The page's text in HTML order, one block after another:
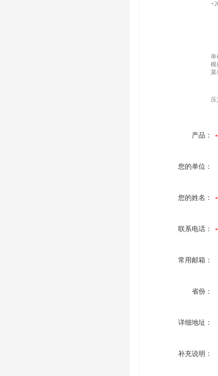
串
模
菜
压
产品：
您的单位：
您的姓名：
联系电话：
常用邮箱：
省份：
详细地址：
补充说明：